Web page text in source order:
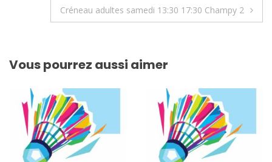
Créneau adultes samedi 13:30 17:30 Champy 2
Vous pourrez aussi aimer